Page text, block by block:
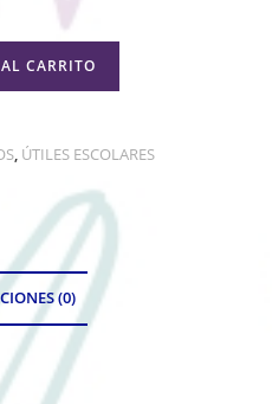
CARRITO
, ÚTILES ESCOLARES
(0)